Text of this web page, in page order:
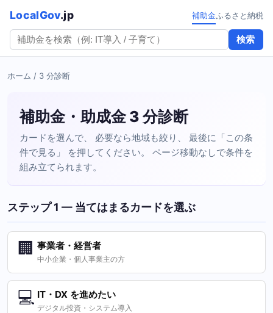
LocalGov.jp
検索
補助金ふるさと納税
ホーム / 3 分診断
補助金・助成金 3 分診断
カードを選んで、 必要なら地域も絞り、 最後に「この条
件で見る」 を押してください。 ページ移動なしで条件を
組み立てられます。
ステップ 1 — 当てはまるカードを選ぶ
🏢 事業者・経営者
中小企業・個人事業主の方
💻 IT・DX を進めたい
デジタル投資・システム導入